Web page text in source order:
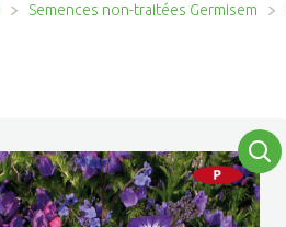
Semences non-traitées Germisem